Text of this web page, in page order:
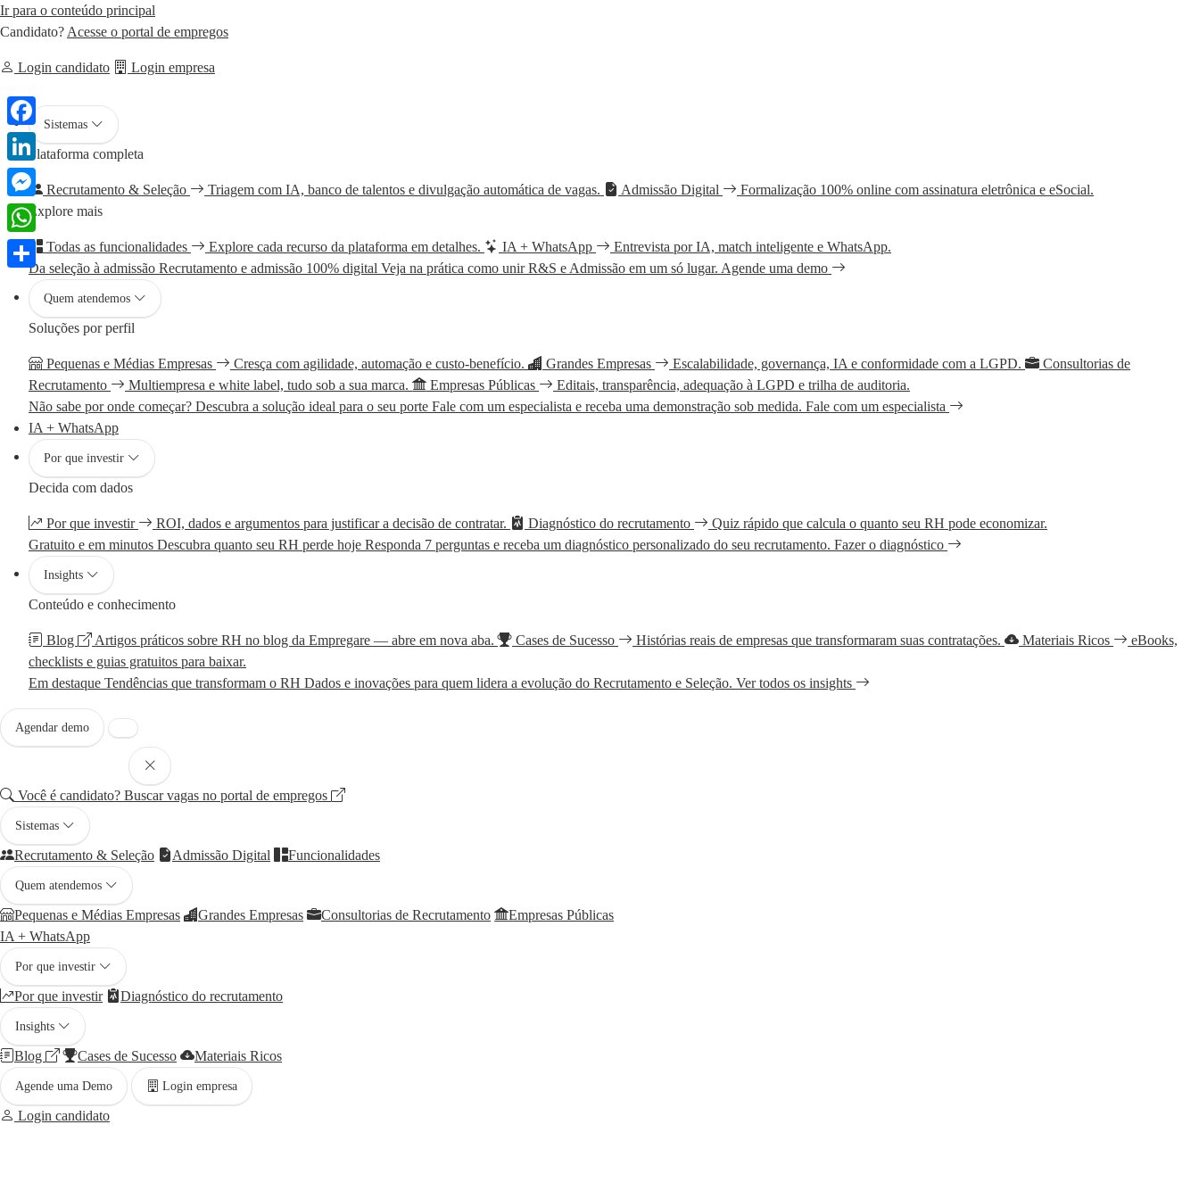
Ir para o conteúdo principal
Candidato? Acesse o portal de empregos
Login candidato Login empresa
Sistemas
Plataforma completa
Recrutamento & Seleção Triagem com IA, banco de talentos e divulgação automática de vagas. Admissão Digital
Formalização 100% online com assinatura eletrônica e eSocial.
Explore mais
Todas as funcionalidades Explore cada recurso da plataforma em detalhes. IA + WhatsApp
Entrevista por IA, match inteligente e WhatsApp.
Da seleção à admissão Recrutamento e admissão 100% digital Veja na prática como unir R&S e Admissão em um só lugar. Agende uma demo
Quem atendemos
Soluções por perfil
Pequenas e Médias Empresas Cresça com agilidade, automação e custo-benefício. Grandes Empresas Escalabilidade, governança, IA e conformidade com a LGPD.
Consultorias de
Recrutamento
Multiempresa e white label, tudo sob a sua marca. Empresas Públicas
Editais, transparência, adequação à LGPD e trilha de auditoria.
Não sabe por onde começar? Descubra a solução ideal para o seu porte Fale com um especialista e receba uma demonstração sob medida. Fale com um especialista
IA + WhatsApp
Por que investir
Decida com dados
Por que investir ROI, dados e argumentos para justificar a decisão de contratar. Diagnóstico do recrutamento
Quiz rápido que calcula o quanto seu RH pode economizar.
Gratuito e em minutos Descubra quanto seu RH perde hoje Responda 7 perguntas e receba um diagnóstico personalizado do seu recrutamento. Fazer o diagnóstico
Insights
Conteúdo e conhecimento
Blog Artigos práticos sobre RH no blog da Empregare — abre em nova aba. Cases de Sucesso Histórias reais de empresas que transformaram suas contratações. Materiais Ricos
eBooks,
checklists e guias gratuitos para baixar.
Em destaque Tendências que transformam o RH Dados e inovações para quem lidera a evolução do Recrutamento e Seleção. Ver todos os insights
Agendar demo
Você é candidato? Buscar vagas no portal de empregos
Sistemas
Recrutamento & Seleção Admissão Digital Funcionalidades
Quem atendemos
Pequenas e Médias Empresas Grandes Empresas Consultorias de Recrutamento
Empresas Públicas
IA + WhatsApp
Por que investir
Por que investir Diagnóstico do recrutamento
Insights
Blog Cases de Sucesso Materiais Ricos
Agende uma Demo Login empresa
Login candidato
Facebook
LinkedIn
Messenger
WhatsApp
Share